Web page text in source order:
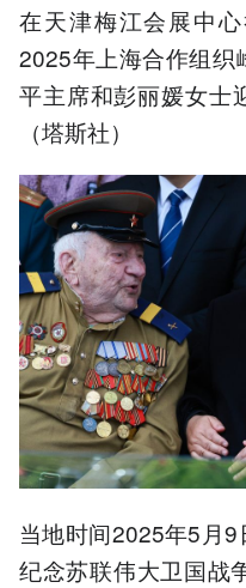
在天津梅江会展中
2025年上海合作组织
平主席和彭丽媛女士
（塔斯社）
当地时间2025年5月9
纪念苏联伟大卫国战